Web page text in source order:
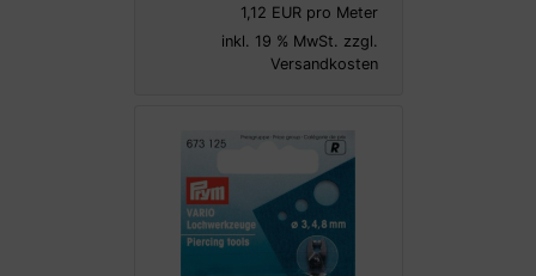
1,12 EUR pro Meter
inkl. 19 % MwSt. zzgl.
Versandkosten